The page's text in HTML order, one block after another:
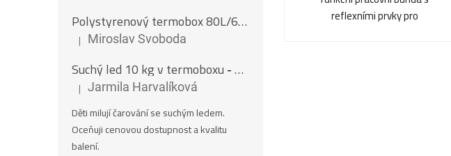
Polystyrenový termobox 80L/62Kg
Hodnocení produktu je 5 z 5 hvězdiček.
| Miroslav Svoboda
Suchý led 10 kg v termoboxu- Nugety 16 mm
Hodnocení produktu je 5 z 5 hvězdiček.
| Jarmila Harvalíková
Děti milují čarování se suchým ledem.
Oceňuji cenovou dostupnost a kvalitu
balení.
reflexními prvky pro